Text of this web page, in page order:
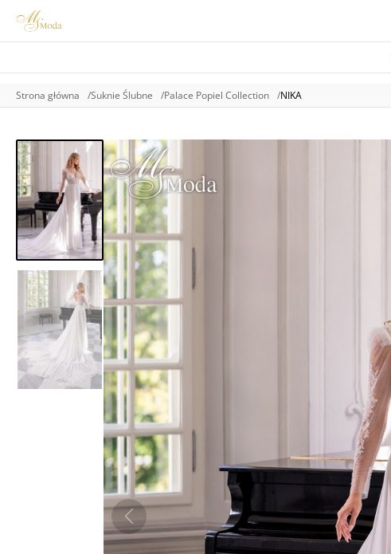
Strona główna Suknie Ślubne Palace Popiel Collection NIKA